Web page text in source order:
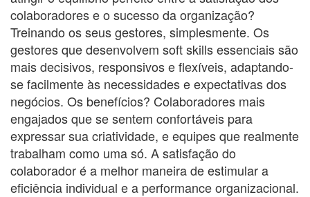
colaboradores e o sucesso da organização?
Treinando os seus gestores, simplesmente. Os
gestores que desenvolvem soft skills essenciais são
mais decisivos, responsivos e flexíveis, adaptando-
se facilmente às necessidades e expectativas dos
negócios. Os benefícios? Colaboradores mais
engajados que se sentem confortáveis para
expressar sua criatividade, e equipes que realmente
trabalham como uma só. A satisfação do
colaborador é a melhor maneira de estimular a
eficiência individual e a performance organizacional.